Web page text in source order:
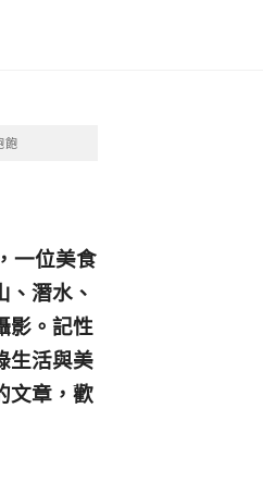
飽
一位美食
、潛水、
影。 記性
生活與美
文章，歡